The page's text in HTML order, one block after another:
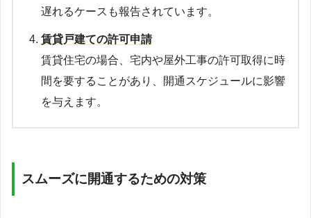
遅れるケースも報告されています。
賃貸戸建ての許可申請
賃貸住宅の場合、宅内や屋外工事の許可取得に時
間を要することがあり、開通スケジュールに影響
を与えます。
スムーズに開通するための対策